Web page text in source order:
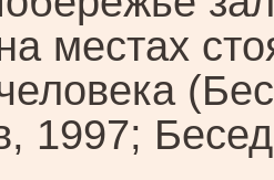
местах
1997;